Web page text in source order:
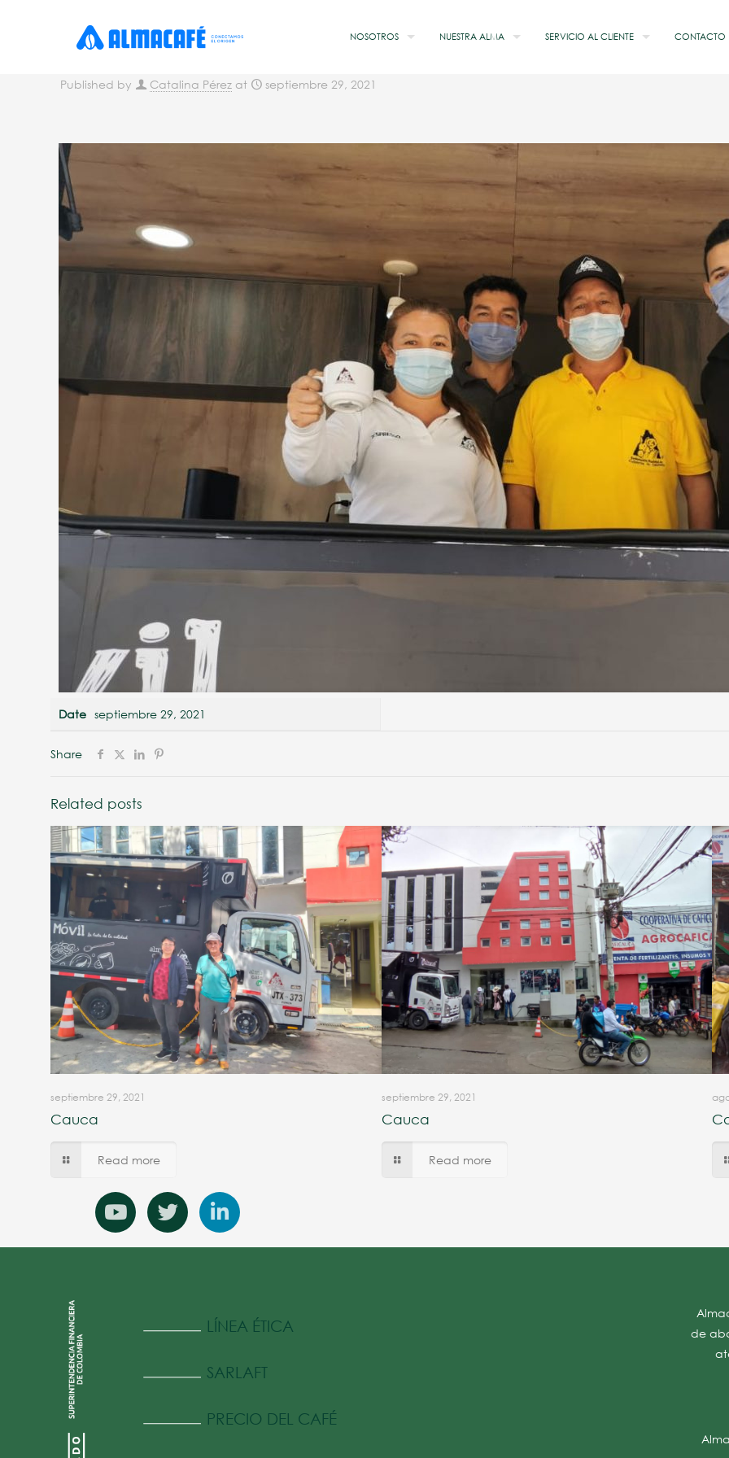
NOSOTROS NUESTRA ALMA SERVICIO AL CLIENTE CONTACTO
Published by Catalina Pérez at septiembre 29, 2021
Date septiembre 29, 2021
Share
Related posts
septiembre 29, 2021
Cauca
Read more
septiembre 29, 2021
Cauca
Read more
LÍNEA ÉTICA
SARLAFT
PRECIO DEL CAFÉ
de